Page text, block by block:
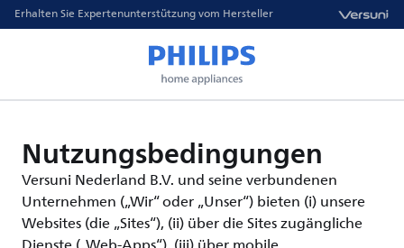
Erhalten Sie Expertenunterstützung vom Hersteller
Nutzungsbedingungen
Versuni Nederland B.V. und seine verbundenen
Unternehmen („Wir“ oder „Unser“) bieten (i) unsere
Websites (die „Sites“), (ii) über die Sites zugängliche